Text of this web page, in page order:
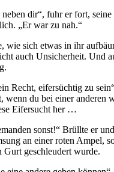
dir“, fuhr er fort,
„Er war zu nah.“
wie sich etwas in ihr
auch Unsicherheit. Und
Recht, eifersüchtig zu
wenn du bei einer anderen
Eifersucht her …
sonst!“ Brüllte er
an einer roten Ampel,
Gurt geschleudert wurde.